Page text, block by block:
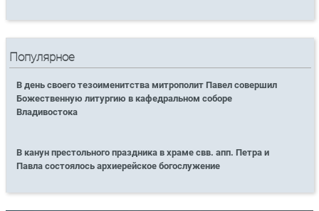
Популярное
В день своего тезоименитства митрополит Павел совершил
Божественную литургию в кафедральном соборе
Владивостока
В канун престольного праздника в храме свв. апп. Петра и
Павла состоялось архиерейское богослужение